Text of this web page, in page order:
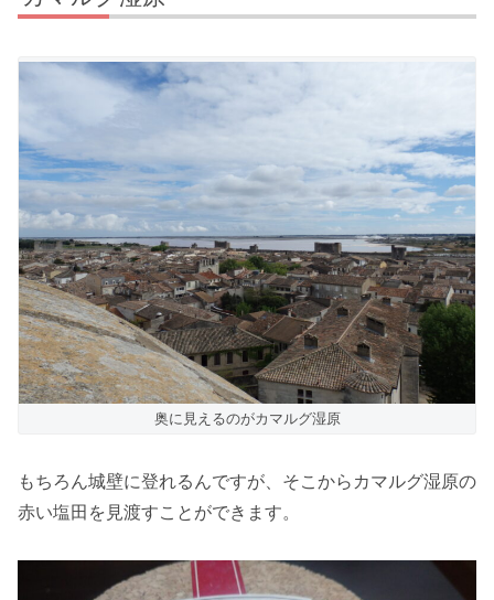
奥に見えるのがカマルグ湿原
もちろん城壁に登れるんですが、そこからカマルグ湿原の
赤い塩田を見渡すことができます。